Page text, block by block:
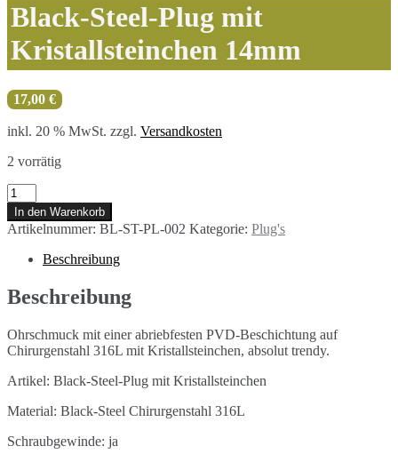
Black-Steel-Plug mit
Kristallsteinchen 14mm
17,00 €
inkl. 20 % MwSt. zzgl. Versandkosten
2 vorrätig
Black-
Steel-
Plug
mit
Kristallsteinchen
Menge
In den Warenkorb
Artikelnummer: BL-ST-PL-002 Kategorie: Plug's
Beschreibung
Beschreibung
Ohrschmuck mit einer abriebfesten PVD-Beschichtung auf
Chirurgenstahl 316L mit Kristallsteinchen, absolut trendy.
Artikel: Black-Steel-Plug mit Kristallsteinchen
Material: Black-Steel Chirurgenstahl 316L
Schraubgewinde: ja